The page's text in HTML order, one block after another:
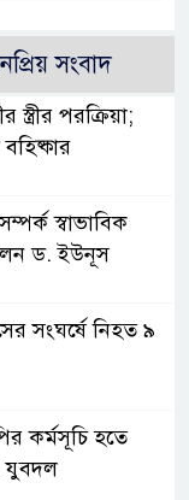
সংবাদ
স্ত্রীর পরক্রিয়া;
স্বাভাবিক
ড. ইউনূস
সংঘর্ষে নিহত ৯
কর্মসূচি হতে
যুবদল